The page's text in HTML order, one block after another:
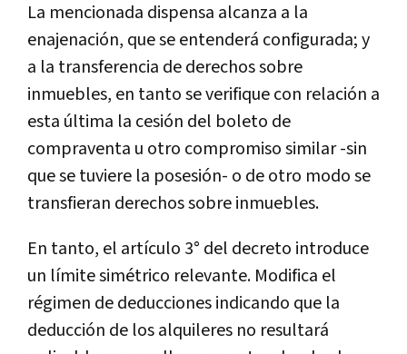
La mencionada dispensa alcanza a la
enajenación, que se entenderá configurada; y
a la transferencia de derechos sobre
inmuebles, en tanto se verifique con relación a
esta última la cesión del boleto de
compraventa u otro compromiso similar -sin
que se tuviere la posesión- o de otro modo se
transfieran derechos sobre inmuebles.
En tanto, el artículo 3° del decreto introduce
un límite simétrico relevante. Modifica el
régimen de deducciones indicando que la
deducción de los alquileres no resultará